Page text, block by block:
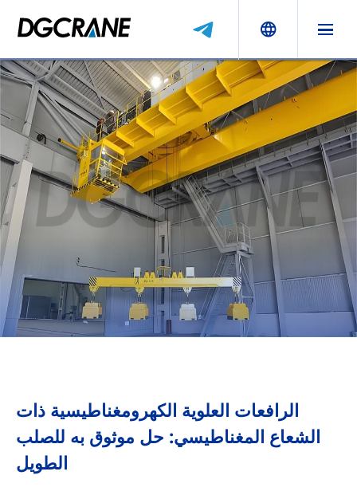
الرافعات العلوية الكهرومغناطيسية ذات
الشعاع المغناطيسي: حل موثوق به للصلب
الطويل